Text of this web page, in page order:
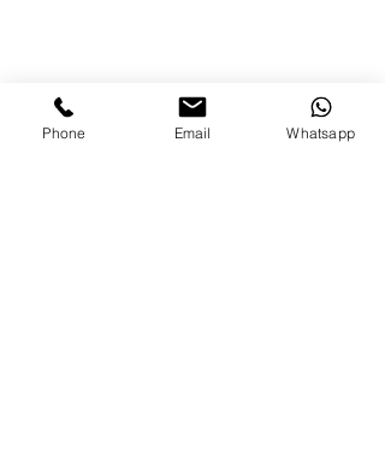
Phone Email Whatsapp